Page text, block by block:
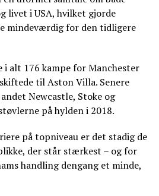
livet i USA, hvilket gjorde
mindeværdig for den tidligere
i alt 176 kampe for Manchester
til Aston Villa. Senere
Newcastle, Stoke og
på hylden i 2018.
på topniveau er det stadig de
der står stærkest – og for
handling dengang et minde,